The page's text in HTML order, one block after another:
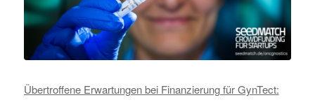
Übertroffene Erwartungen bei Finanzierung für GynTect: